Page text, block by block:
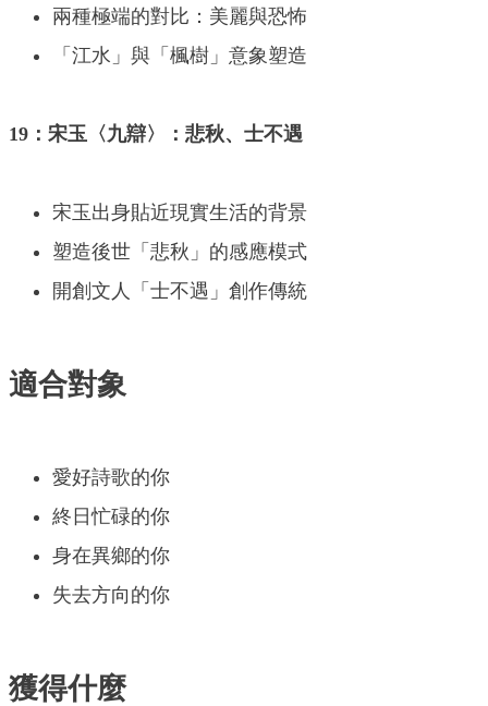
兩種極端的對比：美麗與恐怖
「江水」與「楓樹」意象塑造
19：宋玉〈九辯〉：悲秋、士不遇
宋玉出身貼近現實生活的背景
塑造後世「悲秋」的感應模式
開創文人「士不遇」創作傳統
適合對象
愛好詩歌的你
終日忙碌的你
身在異鄉的你
失去方向的你
獲得什麼